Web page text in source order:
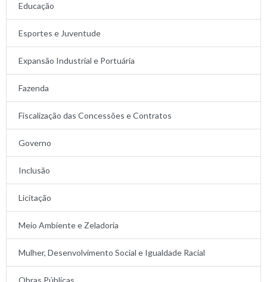
Educação
Esportes e Juventude
Expansão Industrial e Portuária
Fazenda
Fiscalização das Concessões e Contratos
Governo
Inclusão
Licitação
Meio Ambiente e Zeladoria
Mulher, Desenvolvimento Social e Igualdade Racial